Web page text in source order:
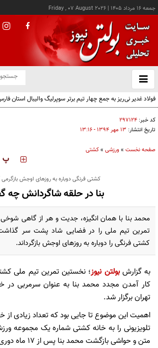
جمعه ۱۶ مرداد ۱۴۰۵ |
Friday , 07 August 2026
باز
و
فولاد غدیر نی‌ریز به جمع چهار تیم برتر سوپرلیگ والیبال استان
کد خبر: ۲۹۷۱۲۴
تاریخ انتشار: ۱۳ مهر ۱۳۹۴ - ۱۳:۱۶
صفحه نخست »ورزشی »كشتی
‍‍‍ پ
کشتی فرنگی دوباره به روزهای اوجش بازگرمی
بنا در حلقه شاگردانش چه
محمد بنا با همان انگیزه، جدیت و هر از گاهی شوخی‌
تمرین تیم ملی را در فضایی شاد پشت سر
کشتی فرنگی را دوباره به روزهای اوجش بازگرداند.
به گزارشبولتن نیوز؛ نخستین تمرین تیم ملی
کار آمدن مجدد محمد بنا به عنوان سرمربی در
تهران برگزار شد.
اهمیت این موضوع تا جایی بود که تعداد زیادی از
تلویزیونی را به خانه کشتی شماره یک مجموعه
متن و حواشی بازگشت محمد بنا پس از 17 ماه دوری از تیم ملی بپردازند.